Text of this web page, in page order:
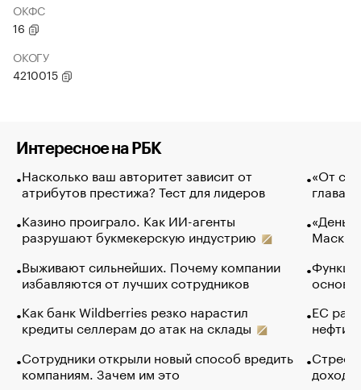
ОКФС
16
ОКОГУ
4210015
Интересное на РБК
Насколько ваш авторитет зависит от
атрибутов престижа? Тест для лидеров
Казино проиграло. Как ИИ-агенты
разрушают букмекерскую индустрию
Выживают сильнейших. Почему компании
избавляются от лучших сотрудников
Как банк Wildberries резко нарастил
кредиты селлерам до атак на склады
Сотрудники открыли новый способ вредить
компаниям. Зачем им это
«От
глава
Маск в
основ
ЕС
нефти